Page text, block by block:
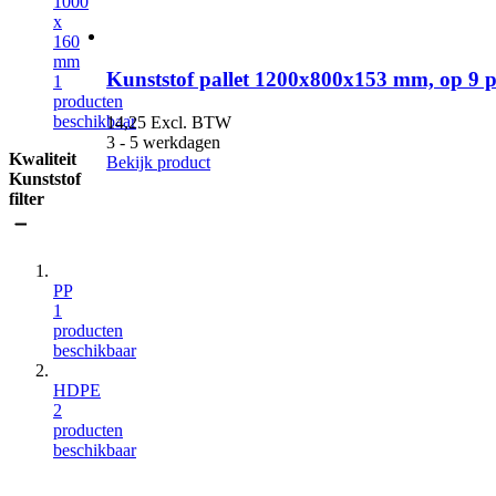
x
160
mm
1
producten
beschikbaar
Kwaliteit
Kunststof
filter
PP
1
producten
beschikbaar
HDPE
2
producten
beschikbaar
Kunststof pallet 1200x800x153 mm, op 9
14,25 Excl. BTW
3 - 5 werkdagen
Bekijk product